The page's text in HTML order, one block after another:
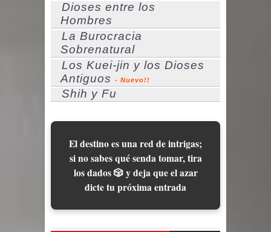
Dioses entre los
Hombres
La Burocracia
Sobrenatural
Los Kuei-jin y los Dioses
Antiguos
- Nuevo!!
Shih y Fu
El destino es una red de intrigas;
si no sabes qué senda tomar, tira
los dados 🎲 y deja que el azar
dicte tu próxima entrada